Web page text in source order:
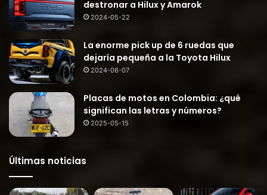
destronar a Hilux y Amarok
2024-05-22
La enorme pick up de 6 ruedas que
dejaría pequeña a la Toyota Hilux
2024-06-07
Placas de motos en Colombia: ¿qué
significan las letras y números?
2025-05-15
Últimas noticias